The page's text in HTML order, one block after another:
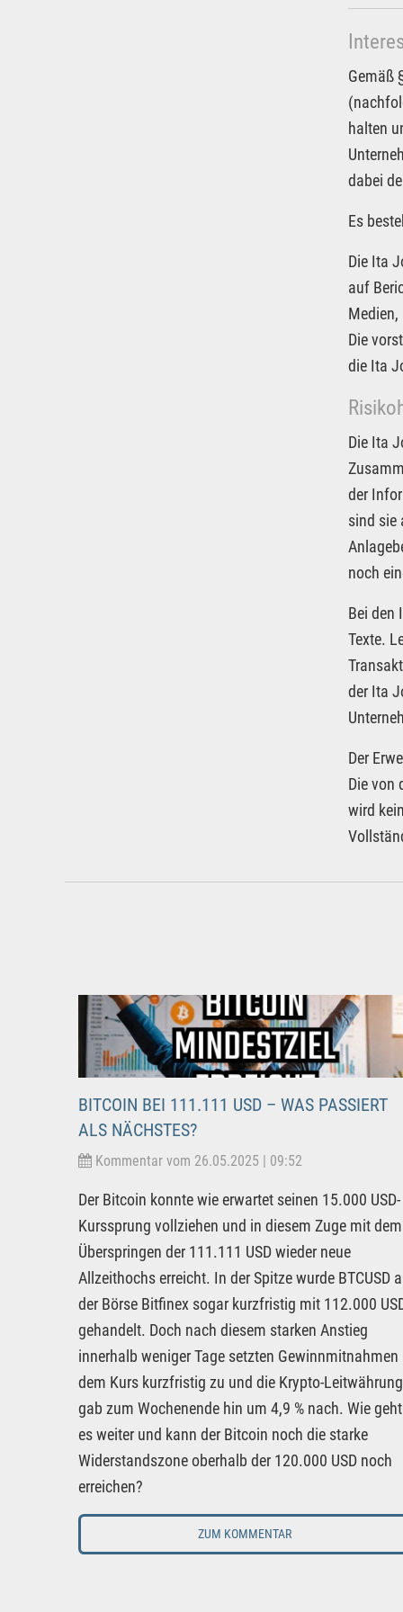
Gemäß
halten
dabei
Es
Die Ita
auf
Die
die Ita
Die Ita
der
sind sie
noch
Bei den
Texte.
der Ita
Der
Die von
wird
BITCOIN BEI 111.111 USD – WAS PASSIERT
ALS NÄCHSTES?
Kommentar vom 26.05.2025 | 09:52
Der Bitcoin konnte wie erwartet seinen 15.000 USD-
Kurssprung vollziehen und in diesem Zuge mit dem
Überspringen der 111.111 USD wieder neue
Allzeithochs erreicht. In der Spitze wurde BTCUSD
der Börse Bitfinex sogar kurzfristig mit 112.000
gehandelt. Doch nach diesem starken Anstieg
innerhalb weniger Tage setzten Gewinnmitnahmen
dem Kurs kurzfristig zu und die Krypto-Leitwährung
gab zum Wochenende hin um 4,9 % nach. Wie geht
es weiter und kann der Bitcoin noch die starke
Widerstandszone oberhalb der 120.000 USD noch
erreichen?
ZUM KOMMENTAR